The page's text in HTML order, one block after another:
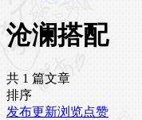
沧澜搭配
共 1 篇文章
排序
发布更新浏览点赞